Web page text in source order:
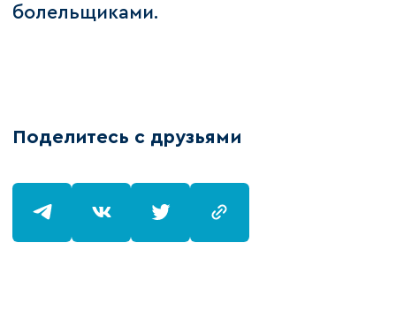
болельщиками.
Поделитесь с друзьями